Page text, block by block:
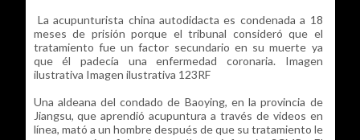
La acupunturista china autodidacta es condenada a 18
meses de prisión porque el tribunal consideró que el
tratamiento fue un factor secundario en su muerte ya
que él padecía una enfermedad coronaria. Imagen
ilustrativa Imagen ilustrativa 123RF
Una aldeana del condado de Baoying, en la provincia de
Jiangsu, que aprendió acupuntura a través de videos en
línea, mató a un hombre después de que su tratamiento le